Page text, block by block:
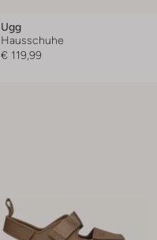
Ugg
Hausschuhe
€ 119,99